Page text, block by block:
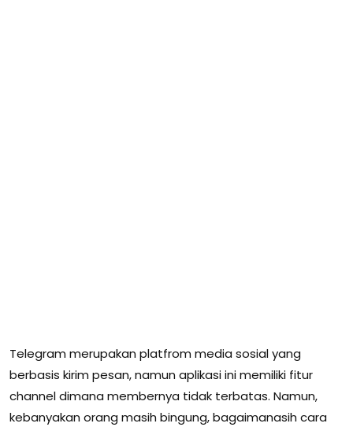
Telegram merupakan platfrom media sosial yang
berbasis kirim pesan, namun aplikasi ini memiliki fitur
channel dimana membernya tidak terbatas. Namun,
kebanyakan orang masih bingung, bagaimanasih cara